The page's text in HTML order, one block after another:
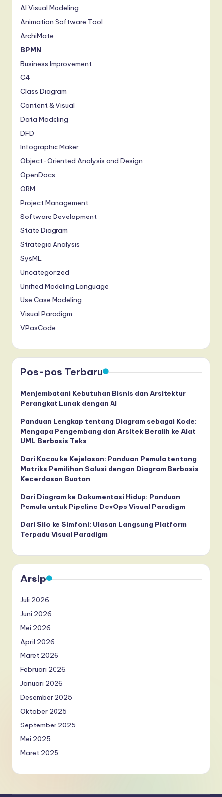
AI Visual Modeling
Animation Software Tool
ArchiMate
BPMN
Business Improvement
C4
Class Diagram
Content & Visual
Data Modeling
DFD
Infographic Maker
Object-Oriented Analysis and Design
OpenDocs
ORM
Project Management
Software Development
State Diagram
Strategic Analysis
SysML
Uncategorized
Unified Modeling Language
Use Case Modeling
Visual Paradigm
VPasCode
Pos-pos Terbaru
Menjembatani Kebutuhan Bisnis dan Arsitektur
Perangkat Lunak dengan AI
Panduan Lengkap tentang Diagram sebagai Kode:
Mengapa Pengembang dan Arsitek Beralih ke Alat
UML Berbasis Teks
Dari Kacau ke Kejelasan: Panduan Pemula tentang
Matriks Pemilihan Solusi dengan Diagram Berbasis
Kecerdasan Buatan
Dari Diagram ke Dokumentasi Hidup: Panduan
Pemula untuk Pipeline DevOps Visual Paradigm
Dari Silo ke Simfoni: Ulasan Langsung Platform
Terpadu Visual Paradigm
Arsip
Juli 2026
Juni 2026
Mei 2026
April 2026
Maret 2026
Februari 2026
Januari 2026
Desember 2025
Oktober 2025
September 2025
Mei 2025
Maret 2025